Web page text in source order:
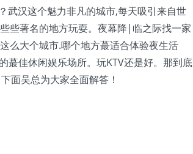
武汉这个魅力非凡的城市,每天吸引来自世
些著名的地方玩耍。夜幕降|临之际找一家
么大个城市.哪个地方蕞适合体验夜生活
蕞佳休闲娱乐场所。玩KTV还是好。那到底
面吴总为大家全面解答！